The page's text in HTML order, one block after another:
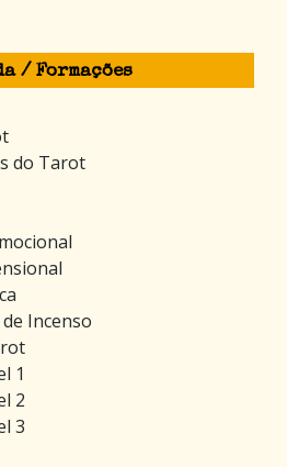
/ Formações
do Tarot
Incenso
1
2
3